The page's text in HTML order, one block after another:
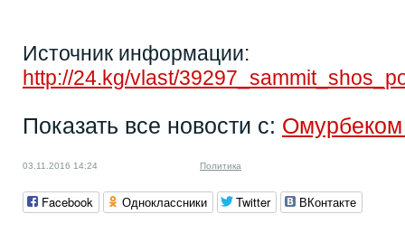
Источник информации:
http://24.kg/vlast/
Показать все новости с:
03.11.2016 14:24 Политика
Facebook Одноклассники Twitter ВКонтакте